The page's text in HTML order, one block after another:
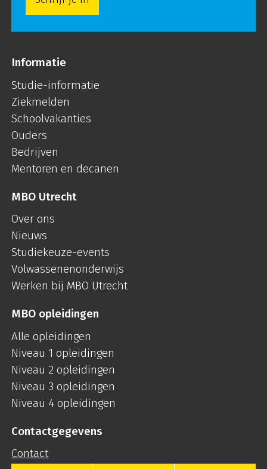
Informatie
Studie-informatie
Ziekmelden
Schoolvakanties
Ouders
Bedrijven
Mentoren en decanen
MBO Utrecht
Over ons
Nieuws
Studiekeuze-events
Volwassenenonderwijs
Werken bij MBO Utrecht
MBO opleidingen
Alle opleidingen
Niveau 1 opleidingen
Niveau 2 opleidingen
Niveau 3 opleidingen
Niveau 4 opleidingen
Contactgegevens
Contact